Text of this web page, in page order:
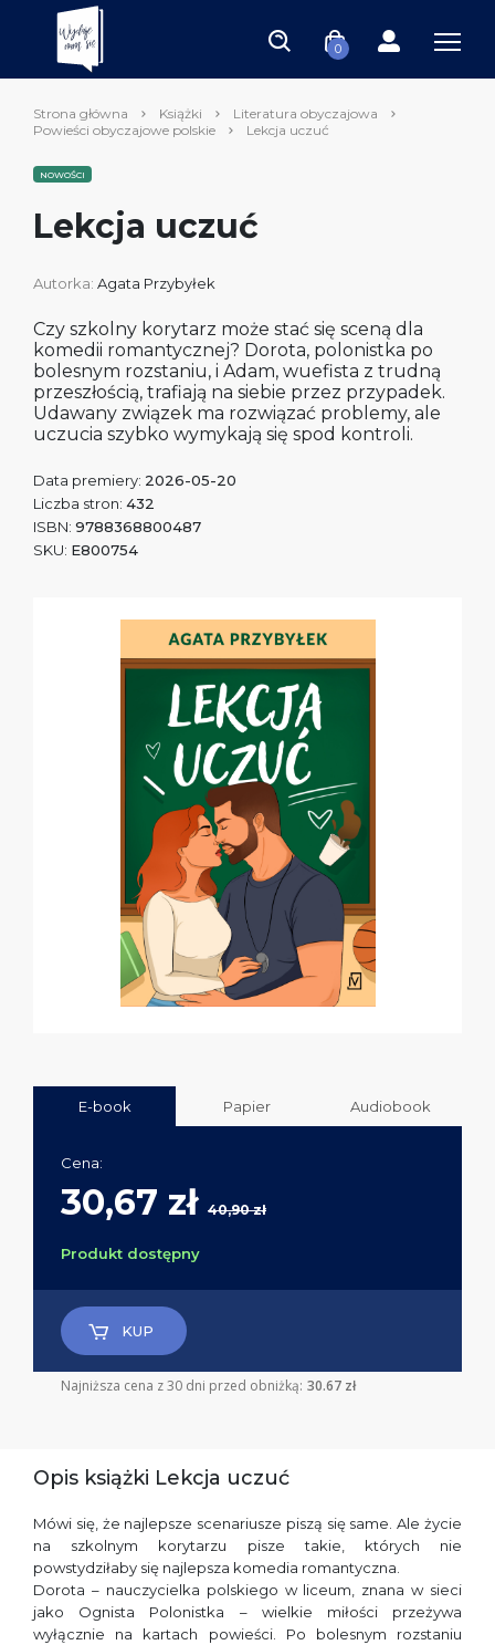
0
Strona główna Książki
Literatura obyczajowa
Powieści obyczajowe polskie
Lekcja uczuć
NOWOŚCI
Lekcja uczuć
Autorka: Agata Przybyłek
Czy szkolny korytarz może stać się sceną dla
komedii romantycznej? Dorota, polonistka po
bolesnym rozstaniu, i Adam, wuefista z trudną
przeszłością, trafiają na siebie przez przypadek.
Udawany związek ma rozwiązać problemy, ale
uczucia szybko wymykają się spod kontroli.
Data premiery: 2026-05-20
Liczba stron: 432
ISBN: 9788368800487
SKU: E800754
E-book Papier Audiobook
Cena:
30,67 zł 40,90 zł
Produkt dostępny
KUP
Najniższa cena z 30 dni przed obniżką: 30.67 zł
Opis książki Lekcja uczuć
Mówi się, że najlepsze scenariusze piszą się same. Ale życie
na szkolnym korytarzu pisze takie, których nie
powstydziłaby się najlepsza komedia romantyczna.
Dorota – nauczycielka polskiego w liceum, znana w sieci
jako Ognista Polonistka – wielkie miłości przeżywa
wyłącznie na kartach powieści. Po bolesnym rozstaniu